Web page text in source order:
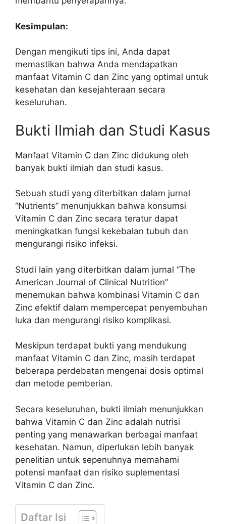
Kesimpulan:
Dengan mengikuti tips ini, Anda dapat
memastikan bahwa Anda mendapatkan
manfaat Vitamin C dan Zinc yang optimal untuk
kesehatan dan kesejahteraan secara
keseluruhan.
Bukti Ilmiah dan Studi Kasus
Manfaat Vitamin C dan Zinc didukung oleh
banyak bukti ilmiah dan studi kasus.
Sebuah studi yang diterbitkan dalam jurnal
“Nutrients” menunjukkan bahwa konsumsi
Vitamin C dan Zinc secara teratur dapat
meningkatkan fungsi kekebalan tubuh dan
mengurangi risiko infeksi.
Studi lain yang diterbitkan dalam jurnal “The
American Journal of Clinical Nutrition”
menemukan bahwa kombinasi Vitamin C dan
Zinc efektif dalam mempercepat penyembuhan
luka dan mengurangi risiko komplikasi.
Meskipun terdapat bukti yang mendukung
manfaat Vitamin C dan Zinc, masih terdapat
beberapa perdebatan mengenai dosis optimal
dan metode pemberian.
Secara keseluruhan, bukti ilmiah menunjukkan
bahwa Vitamin C dan Zinc adalah nutrisi
penting yang menawarkan berbagai manfaat
kesehatan. Namun, diperlukan lebih banyak
penelitian untuk sepenuhnya memahami
potensi manfaat dan risiko suplementasi
Vitamin C dan Zinc.
Daftar Isi